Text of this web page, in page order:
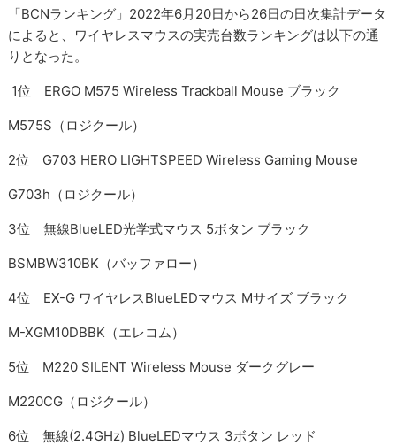
「BCNランキング」2022年6月20日から26日の日次集計データ
によると、ワイヤレスマウスの実売台数ランキングは以下の通
りとなった。
1位 ERGO M575 Wireless Trackball Mouse ブラック
M575S（ロジクール）
2位 G703 HERO LIGHTSPEED Wireless Gaming Mouse
G703h（ロジクール）
3位 無線BlueLED光学式マウス 5ボタン ブラック
BSMBW310BK（バッファロー）
4位 EX-G ワイヤレスBlueLEDマウス Mサイズ ブラック
M-XGM10DBBK（エレコム）
5位 M220 SILENT Wireless Mouse ダークグレー
M220CG（ロジクール）
6位 無線(2.4GHz) BlueLEDマウス 3ボタン レッド